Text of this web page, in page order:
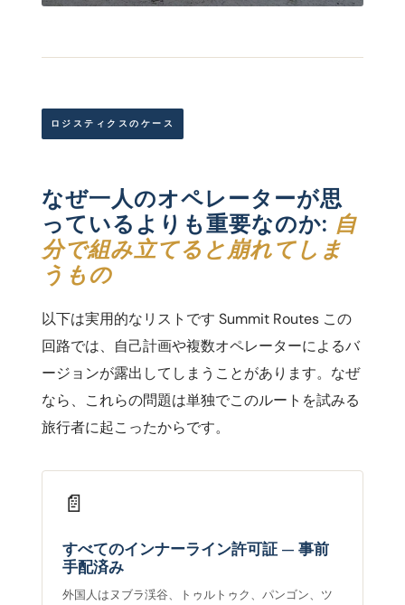
ロジスティクスのケース
なぜ一人のオペレーターが思
っているよりも重要なのか: 自
分で組み立てると崩れてしま
うもの
以下は実用的なリストです Summit Routes この
回路では、自己計画や複数オペレーターによるバ
ージョンが露出してしまうことがあります。なぜ
なら、これらの問題は単独でこのルートを試みる
旅行者に起こったからです。
📄
すべてのインナーライン許可証 — 事前
手配済み
外国人はヌブラ渓谷、トゥルトゥク、パンゴン、ツ